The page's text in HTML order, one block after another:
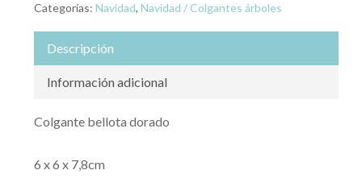
Categorías: Navidad, Navidad / Colgantes árboles
Descripción
Información adicional
Colgante bellota dorado
6 x 6 x 7,8cm